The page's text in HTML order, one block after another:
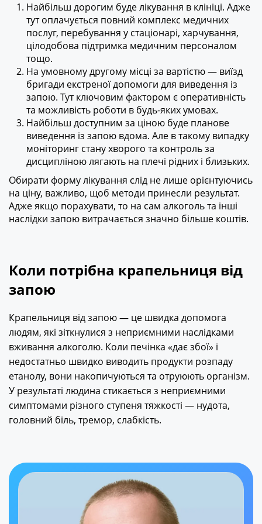
Найбільш дорогим буде лікування в клініці. Адже
тут оплачується повний комплекс медичних
послуг, перебування у стаціонарі, харчування,
цілодобова підтримка медичним персоналом
тощо.
На умовному другому місці за вартістю — виїзд
бригади екстреної допомоги для виведення із
запою. Тут ключовим фактором є оперативність
та можливість роботи в будь-яких умовах.
Найбільш доступним за ціною буде планове
виведення із запою вдома. Але в такому випадку
моніторинг стану хворого та контроль за
дисципліною лягають на плечі рідних і близьких.
Обирати форму лікування слід не лише орієнтуючись
на ціну, важливо, щоб методи принесли результат.
Адже якщо порахувати, то на сам алкоголь та інші
наслідки запою витрачається значно більше коштів.
Коли потрібна крапельниця від
запою
Крапельниця від запою — це швидка допомога
людям, які зіткнулися з неприємними наслідками
вживання алкоголю. Коли печінка «дає збої» і
недостатньо швидко виводить продукти розпаду
етанолу, вони накопичуються та отруюють організм.
У результаті людина стикається з неприємними
симптомами різного ступеня тяжкості — нудота,
головний біль, тремор, слабкість.